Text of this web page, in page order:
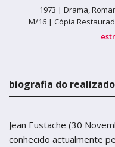
1973 | Drama,
M/16 | Cópia
biografia do
Jean Eustache (30
conhecido actualmente